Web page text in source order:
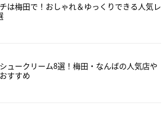
は梅田で！おしゃれ＆ゆっくりできる人気レ
ュークリーム8選！梅田・なんばの人気店や
すすめ